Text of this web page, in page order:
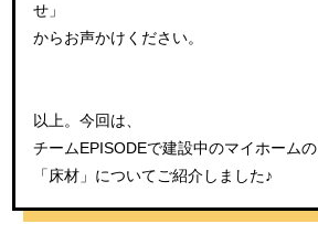
せ」
からお声かけください。
以上。今回は、
チームEPISODEで建設中のマイホームの
「床材」についてご紹介しました♪